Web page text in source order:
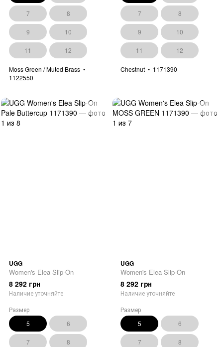
7 8
9 10
11 12
Moss Green / Muted Brass
1122550
7 8
9 10
11 12
Chestnut 1171390
UGG
Women's Elea Slip-On
8 292 грн
Наличие уточняйте
Размер
5
6
7 8
UGG
Women's Elea Slip-On
8 292 грн
Наличие уточняйте
Размер
5
6
7 8